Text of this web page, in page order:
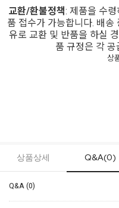
교환/환불정책: 제품을 수
품 접수가 가능합니다. 배
유로 교환 및 반품을 하실
품 규정은 각
상
상품상세 Q&A(0)
Q&A (0)